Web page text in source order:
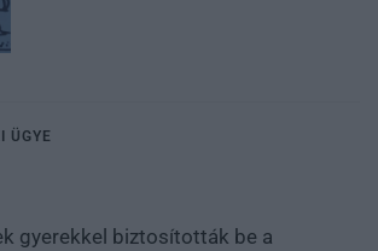
ÜGYE
gyerekkel biztosították be a